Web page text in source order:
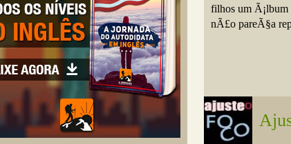
filhos um Ã¡lbum
nÃ£o pareÃ§a